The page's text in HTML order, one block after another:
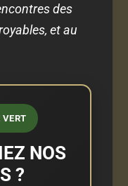
des
et au
VERT
NOS
?